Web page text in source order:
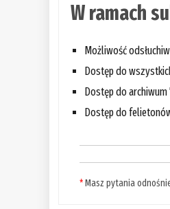
W ramach
Możliwość
Dostęp do
Dostęp do
Dostęp do
*Masz pytania